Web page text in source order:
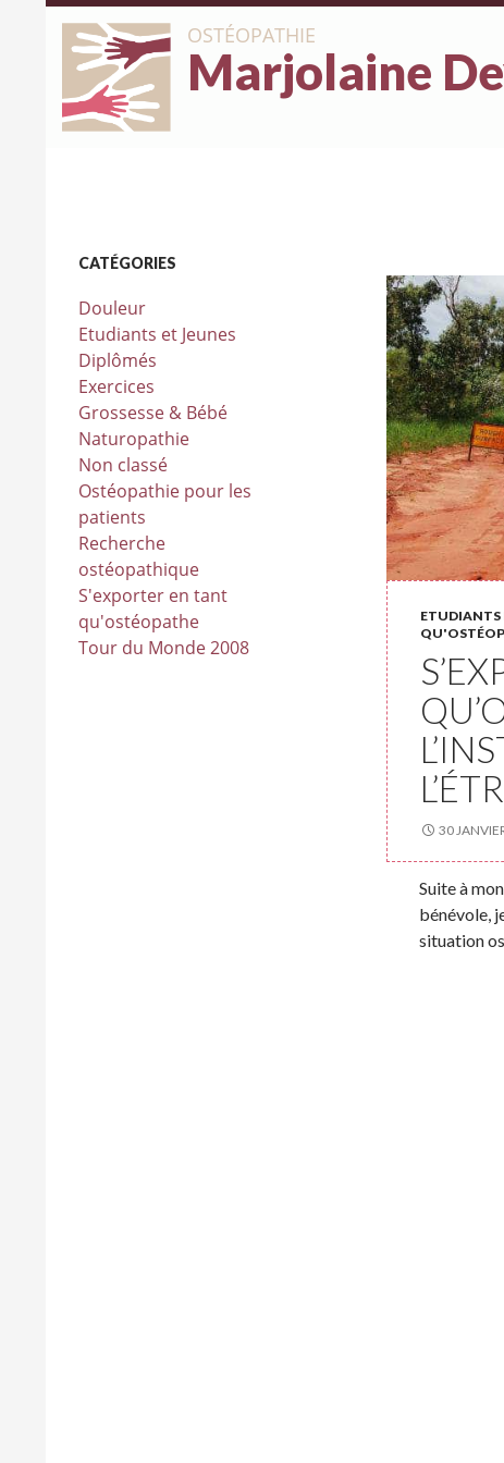
OSTÉOPATHIE
Marjolaine
ETUDIANTS
30
Suite à
bénévole,
situation
CATÉGORIES
Douleur
Etudiants et Jeunes
Diplômés
Exercices
Grossesse & Bébé
Naturopathie
Non classé
Ostéopathie pour les
patients
Recherche
ostéopathique
S'exporter en tant
qu'ostéopathe
Tour du Monde 2008